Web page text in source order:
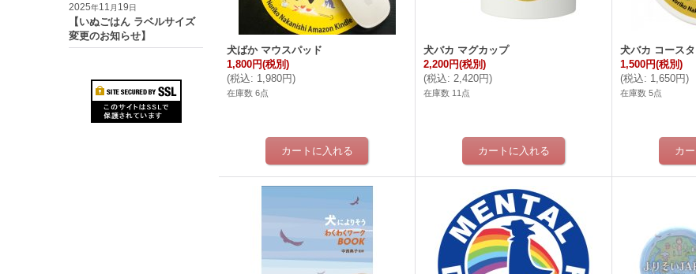
2025年11 月 19日
【いぬごはん ラベルサイズ
変更のお知らせ】
犬ばか マウスパッド
1,800円(税別)
(税込: 1,980円)
在庫数 6点
犬バカ マグカップ
2,200円(税別)
(税込: 2,420円)
在庫数 11点
犬バカ コース
1,500円(税別)
(税込: 1,650円)
在庫数 5点